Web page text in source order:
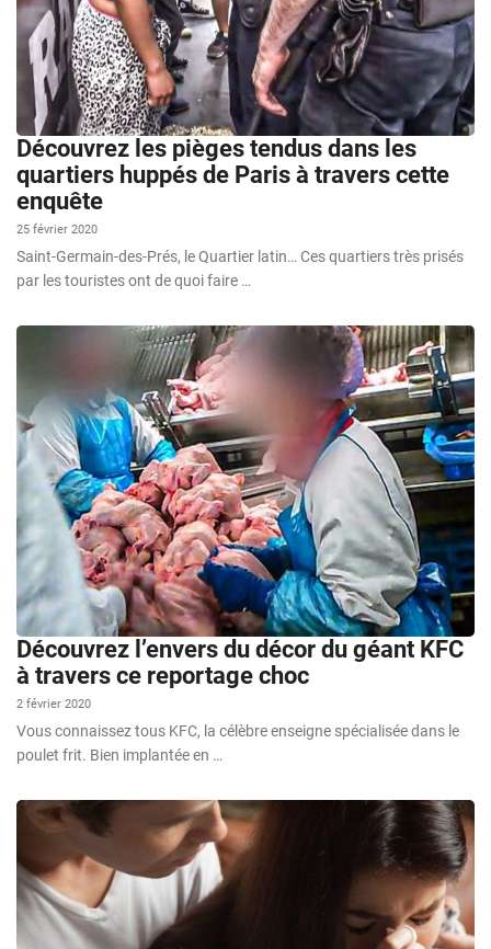
Découvrez les pièges tendus dans les
quartiers huppés de Paris à travers cette
enquête
25 février 2020
Saint-Germain-des-Prés, le Quartier latin… Ces quartiers très prisés
par les touristes ont de quoi faire …
Découvrez l’envers du décor du géant KFC
à travers ce reportage choc
2 février 2020
Vous connaissez tous KFC, la célèbre enseigne spécialisée dans le
poulet frit. Bien implantée en …